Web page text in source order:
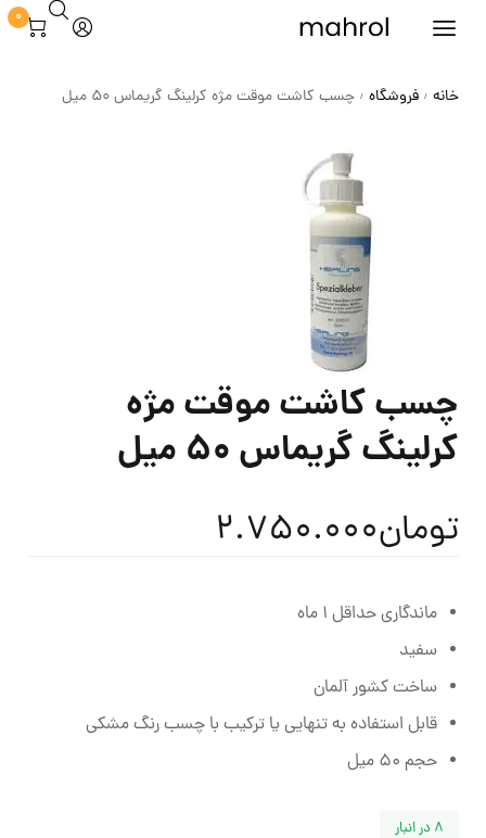
0
خانه / فروشگاه / چسب کاشت موقت مژه کرلینگ گریماس 50 میل
چسب کاشت موقت مژه
کرلینگ گریماس 50 میل
تومان2.750.000
ماندگاری حداقل 1 ماه
سفید
ساخت کشور آلمان
قابل استفاده به تنهایی یا ترکیب با چسب رنگ مشکی
حجم 50 میل
8 در انبار